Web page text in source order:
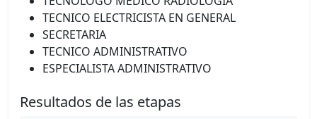
TECNICO ELECTRICISTA EN GENERAL
SECRETARIA
TECNICO ADMINISTRATIVO
ESPECIALISTA ADMINISTRATIVO
Resultados de las etapas